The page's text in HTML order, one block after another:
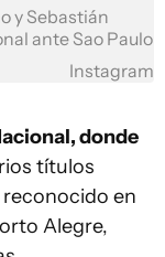
y Sebastián
ante Sao Paulo
Instagram
donde
títulos
en
Alegre,